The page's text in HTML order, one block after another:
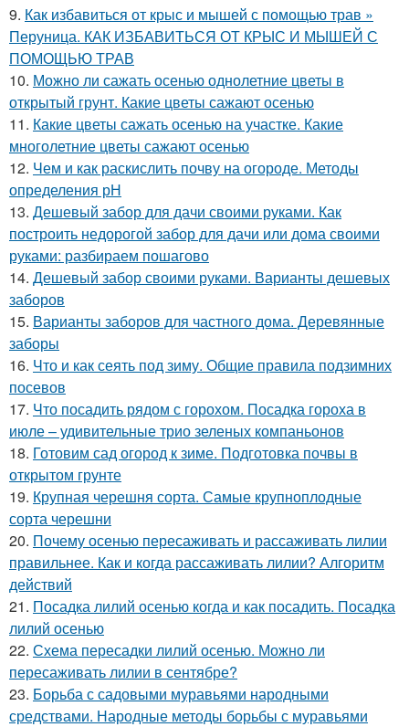
9. Как избавиться от крыс и мышей с помощью трав »
Перуница. КАК ИЗБАВИТЬСЯ ОТ КРЫС И МЫШЕЙ С
ПОМОЩЬЮ ТРАВ
10. Можно ли сажать осенью однолетние цветы в
открытый грунт. Какие цветы сажают осенью
11. Какие цветы сажать осенью на участке. Какие
многолетние цветы сажают осенью
12. Чем и как раскислить почву на огороде. Методы
определения рН
13. Дешевый забор для дачи своими руками. Как
построить недорогой забор для дачи или дома своими
руками: разбираем пошагово
14. Дешевый забор своими руками. Варианты дешевых
заборов
15. Варианты заборов для частного дома. Деревянные
заборы
16. Что и как сеять под зиму. Общие правила подзимних
посевов
17. Что посадить рядом с горохом. Посадка гороха в
июле – удивительные трио зеленых компаньонов
18. Готовим сад огород к зиме. Подготовка почвы в
открытом грунте
19. Крупная черешня сорта. Самые крупноплодные
сорта черешни
20. Почему осенью пересаживать и рассаживать лилии
правильнее. Как и когда рассаживать лилии? Алгоритм
действий
21. Посадка лилий осенью когда и как посадить. Посадка
лилий осенью
22. Схема пересадки лилий осенью. Можно ли
пересаживать лилии в сентябре?
23. Борьба с садовыми муравьями народными
средствами. Народные методы борьбы с муравьями